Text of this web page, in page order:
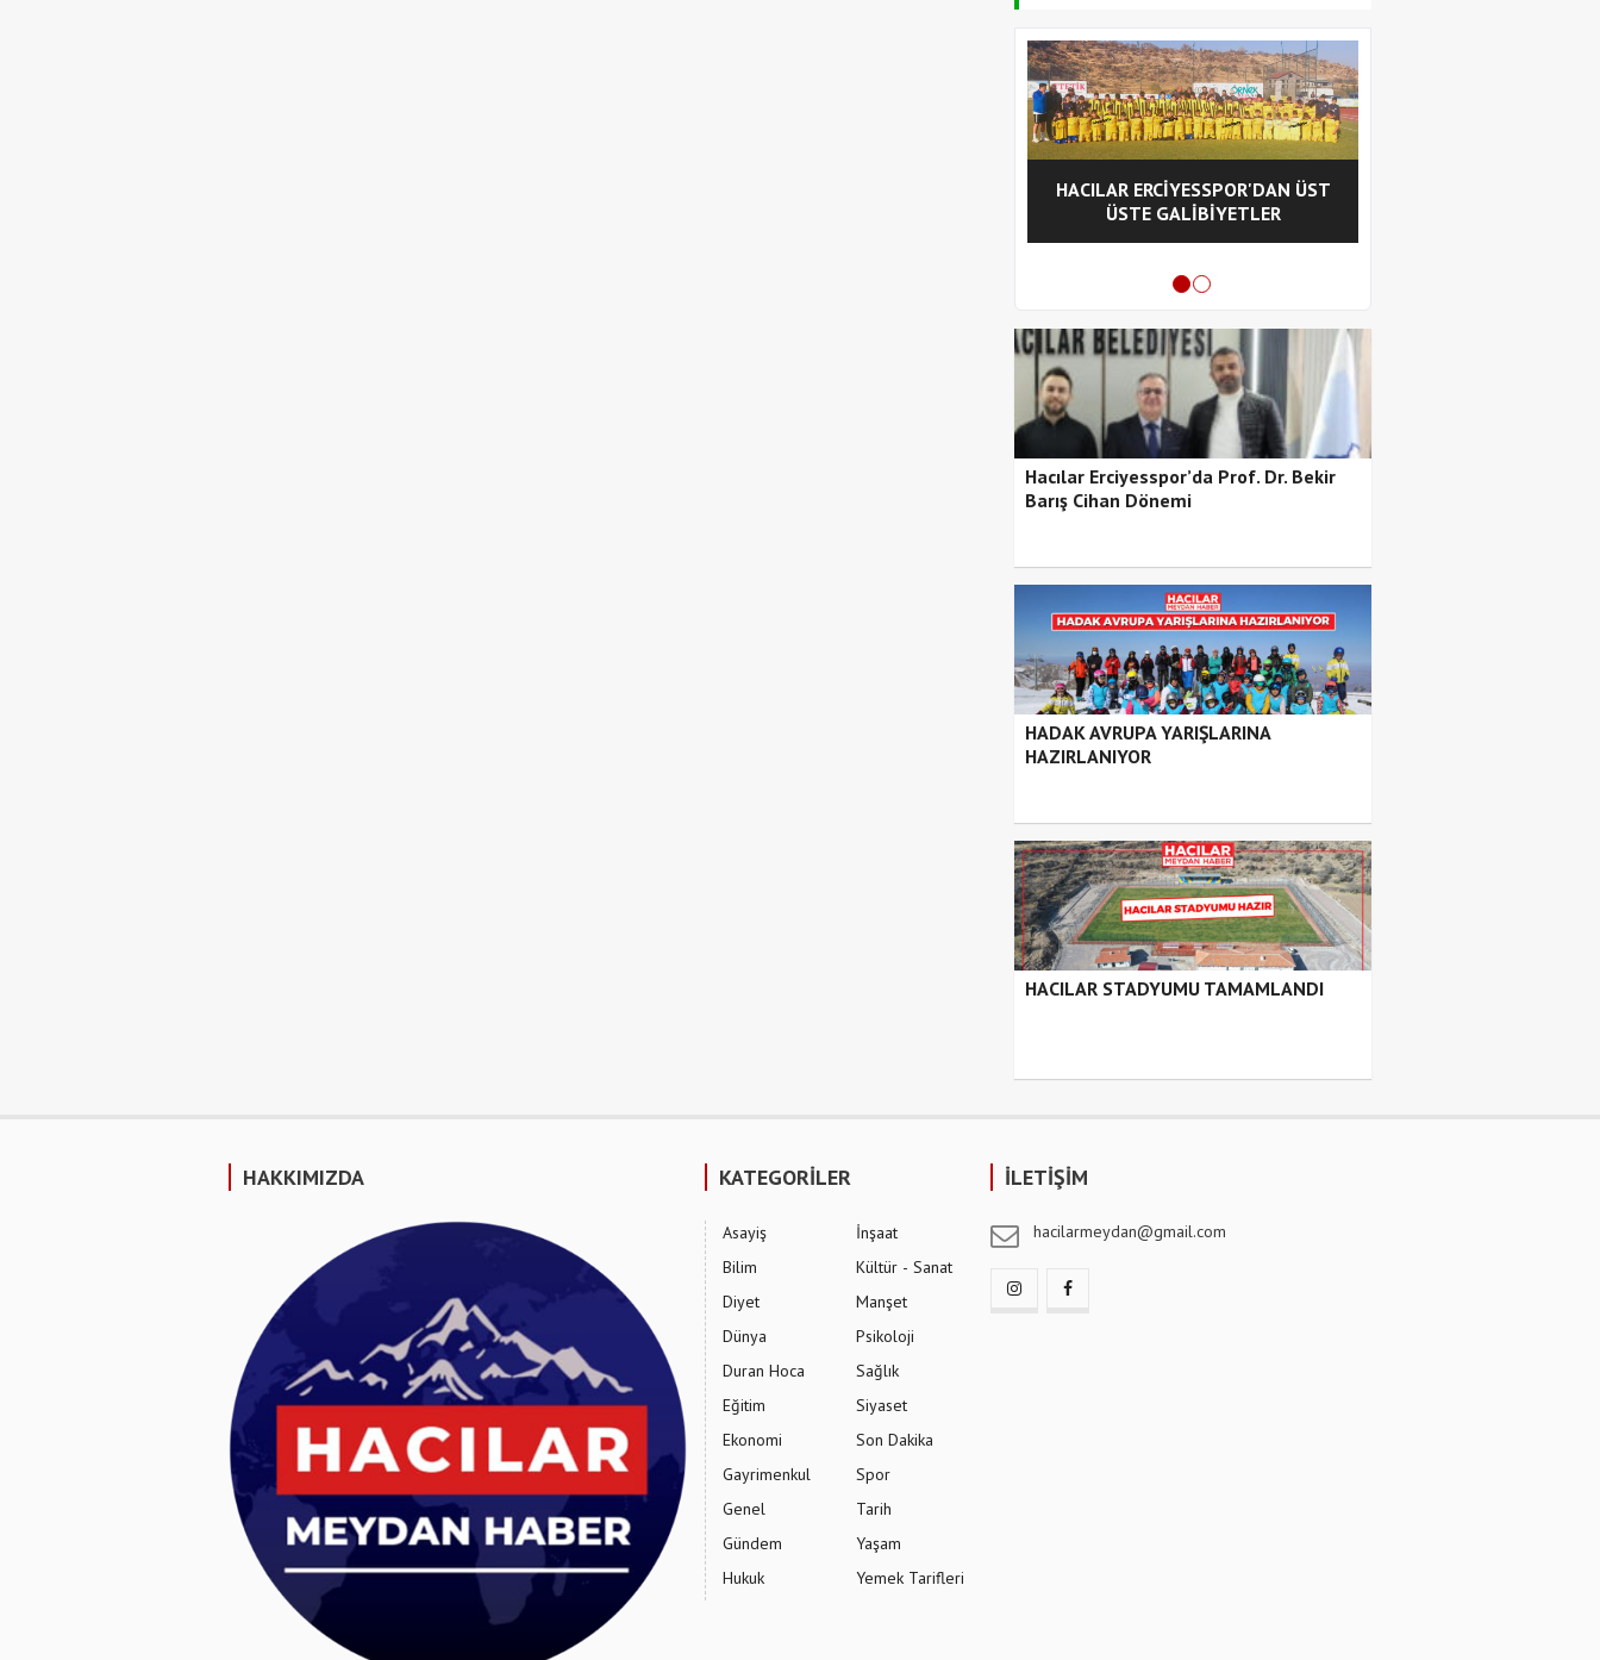
HACILAR ERCİYESSPOR'DAN ÜST
ÜSTE GALİBİYETLER
Hacılar Erciyesspor’da Prof. Dr. Bekir
Barış Cihan Dönemi
HADAK AVRUPA YARIŞLARINA
HAZIRLANIYOR
HACILAR STADYUMU TAMAMLANDI
HAKKIMIZDA KATEGORİLER
Asayiş
Bilim
Diyet
Dünya
Duran Hoca
Eğitim
Ekonomi
Gayrimenkul
Genel
Gündem
Hukuk
İnşaat
Kültür - Sanat
Manşet
Psikoloji
Sağlık
Siyaset
Son Dakika
Spor
Tarih
Yaşam
Yemek Tarifleri
İLETİŞİM
hacilarmeydan@gmail.com